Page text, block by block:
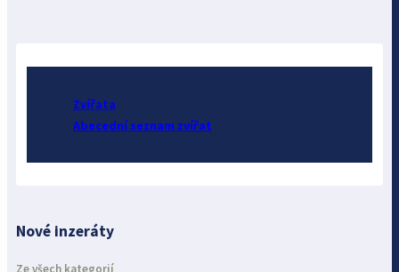
Zvířata
Abecední seznam zvířat
Nové inzeráty